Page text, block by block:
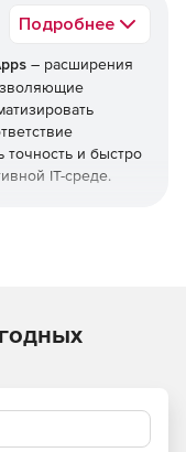
Подробнее
– расширения
и быстро
IT-среде.
исправления.
согласования
продвигать
операции.